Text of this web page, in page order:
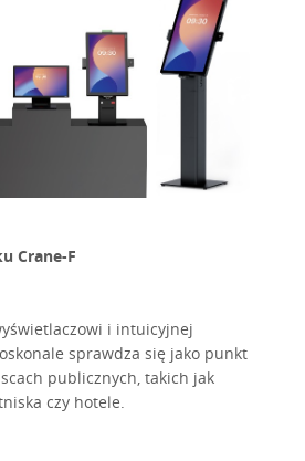
Crane-F
i intuicyjnej
sprawdza się jako punkt
publicznych, takich jak
czy hotele.